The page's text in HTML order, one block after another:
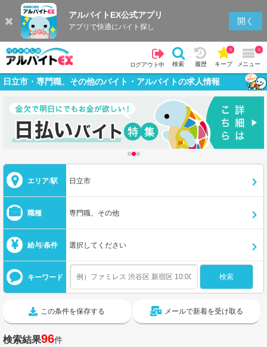
アルバイトEX公式アプリ
アプリで快適にバイト探し
開く
ログアウト中 検索 履歴 キープ
0
メニュー
0
日立市・専門職、その他のバイト・アルバイトの求人情報
エリア/駅 日立市
職種 専門職、その他
給与/条件 選択してください
キーワード
この条件を保存する メールで新着を受け取る
検索結果96件